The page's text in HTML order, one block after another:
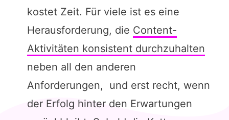
kostet Zeit. Für viele ist es eine
Herausforderung, die Content-
Aktivitäten konsistent durchzuhalten
neben all den anderen
Anforderungen, und erst recht, wenn
der Erfolg hinter den Erwartungen